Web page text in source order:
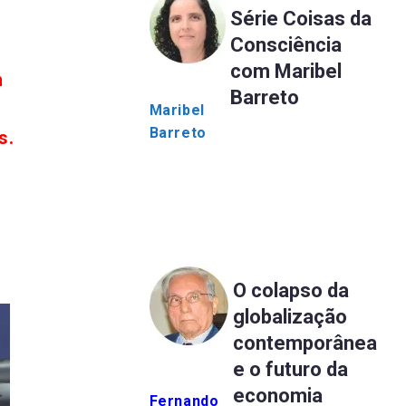
Maribel
Barreto
Série Coisas da
Consciência
com Maribel
Barreto
Fernando
O colapso da
globalização
contemporânea
e o futuro da
economia